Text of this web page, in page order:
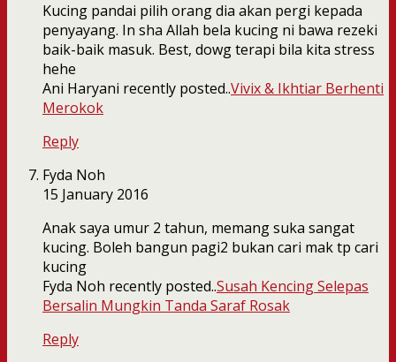
Kucing pandai pilih orang dia akan pergi kepada
penyayang. In sha Allah bela kucing ni bawa rezeki
baik-baik masuk. Best, dowg terapi bila kita stress
hehe
Ani Haryani recently posted..Vivix & Ikhtiar Berhenti
Merokok
Reply
Fyda Noh
15 January 2016
Anak saya umur 2 tahun, memang suka sangat
kucing. Boleh bangun pagi2 bukan cari mak tp cari
kucing
Fyda Noh recently posted..Susah Kencing Selepas
Bersalin Mungkin Tanda Saraf Rosak
Reply